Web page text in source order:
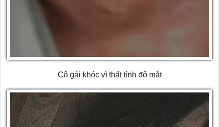
Cô gái khóc vì thất tình đỏ mắt